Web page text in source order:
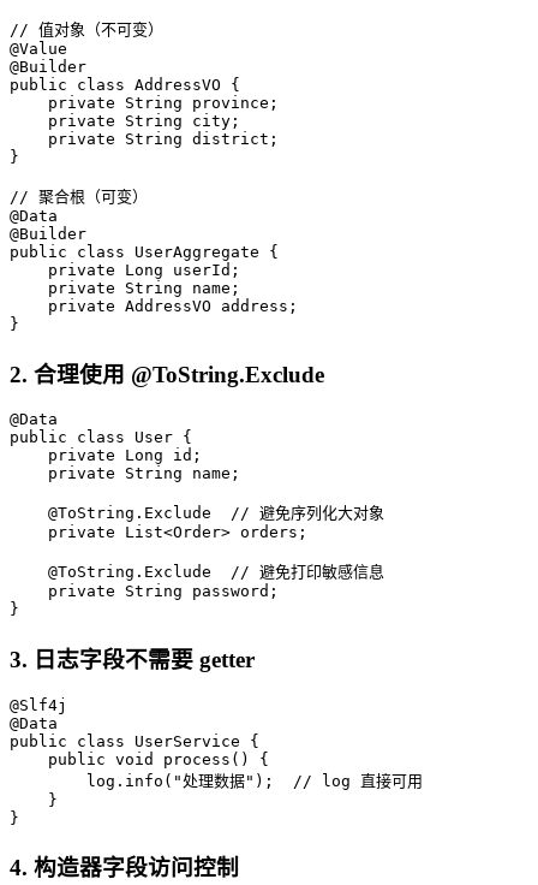
// 值对象（不可变）
@Value
@Builder
public class AddressVO {
private String province;
private String city;
private String district;
}
// 聚合根（可变）
@Data
@Builder
public class UserAggregate {
private Long userId;
private String name;
private AddressVO address;
}
2. 合理使用 @ToString.Exclude
@Data
public class User {
private Long id;
private String name;
@ToString.Exclude  // 避免序列化大对象
private List<Order> orders;
@ToString.Exclude  // 避免打印敏感信息
private String password;
}
3. 日志字段不需要 getter
@Slf4j
@Data
public class UserService {
public void process() {
log.info("处理数据");  // log 直接可用
}
}
4. 构造器字段访问控制